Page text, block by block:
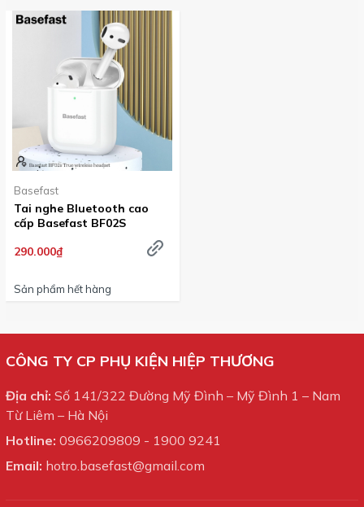
Basefast
Tai nghe Bluetooth cao
cấp Basefast BF02S
290.000₫
Sản phẩm hết hàng
CÔNG TY CP PHỤ KIỆN HIỆP THƯƠNG
Địa chỉ: Số 141/322 Đường Mỹ Đình – Mỹ Đình 1 – Nam
Từ Liêm – Hà Nội
Hotline: 0966209809 - 1900 9241
Email: hotro.basefast@gmail.com